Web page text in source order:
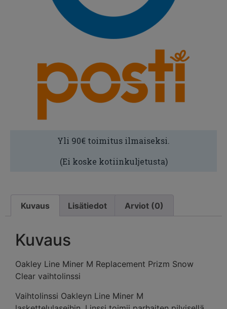
Yli 90€ toimitus ilmaiseksi.
(Ei koske kotiinkuljetusta)
Kuvaus Lisätiedot Arviot (0)
Kuvaus
Oakley Line Miner M Replacement Prizm Snow
Clear vaihtolinssi
Vaihtolinssi Oakleyn Line Miner M